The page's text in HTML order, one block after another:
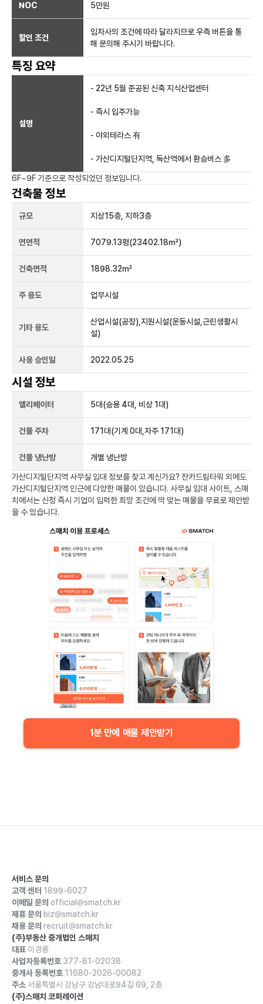
NOC 5만원
할인 조건
임차사의 조건에 따라 달라지므로 우측 버튼을 통
해 문의해 주시기 바랍니다.
특징 요약
설명
- 22년 5월 준공된 신축 지식산업센터
- 즉시 입주가능
- 야외테라스 有
- 가산디지털단지역, 독산역에서 환승버스 多
6F~9F 기준으로 작성되었던 정보입니다.
건축물 정보
규모 지상15층, 지하3층
연면적 7079.13평(23402.18㎡)
건축면적 1898.32㎡
주 용도 업무시설
기타 용도
산업시설(공장),지원시설(운동시설,근린생활시
설)
사용 승인일 2022.05.25
시설 정보
엘리베이터 5대(승용 4대, 비상 1대)
건물 주차 171 대(기계 0대,자주 171대)
건물 냉난방 개별 냉난방
가산디지털단지역 사무실 임대 정보를 찾고 계신가요? 잔카드림타워 외에도
가산디지털단지역 인근에 다양한 매물이 있습니다. 사무실 임대 사이트, 스매
치에서는 신청 즉시 기업이 입력한 희망 조건에 딱 맞는 매물을 무료로 제안받
을 수 있습니다.
1분 만에 매물 제안받기
서비스 문의
고객 센터 1899-6027
이메일 문의 official@smatch.kr
제휴 문의 biz@smatch.kr
채용 문의 recruit@smatch.kr
(주)부동산 중개법인 스매치
대표 이경룡
사업자등록번호 377-81-02038
중개사 등록번호 11680-2026-00082
주소 서울특별시 강남구 강남대로94길 69, 2층
(주)스매치 코퍼레이션